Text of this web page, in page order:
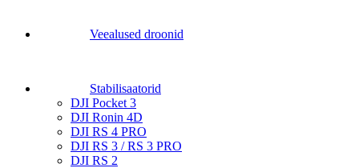
Veealused droonid
Stabilisaatorid
DJI Pocket 3
DJI Ronin 4D
DJI RS 4 PRO
DJI RS 3 / RS 3 PRO
DJI RS 2